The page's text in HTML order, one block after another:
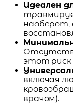
Идеален
наоборот,
этот риск
включая
врачом).